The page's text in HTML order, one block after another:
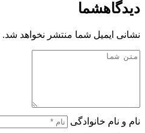
دیدگاهشما
نشانی ایمیل شما منتشر نخواهد شد.
نام و نام خانوادگی